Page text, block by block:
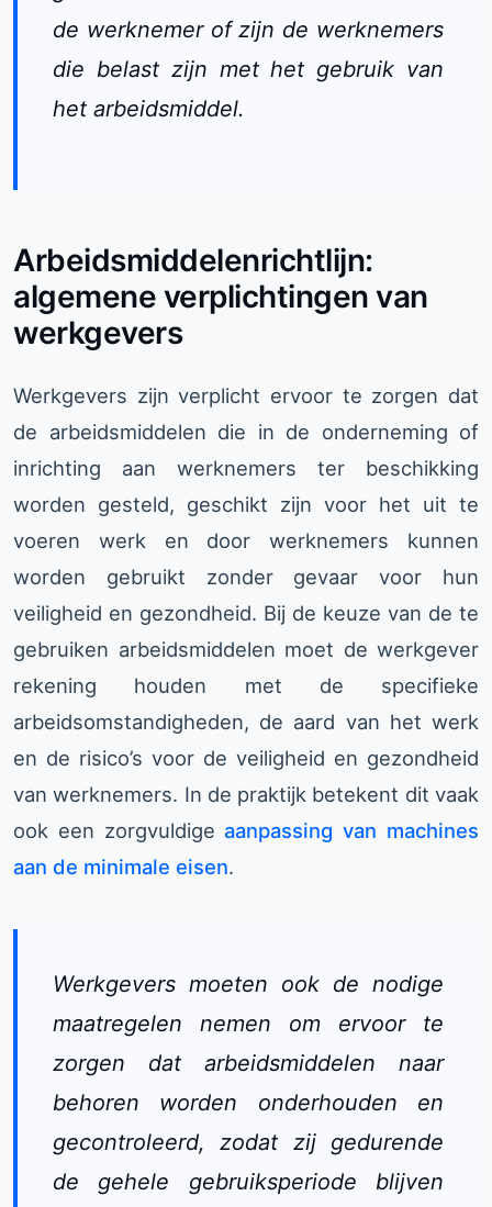
de werknemer of zijn de werknemers
die belast zijn met het gebruik van
het arbeidsmiddel.
Arbeidsmiddelenrichtlijn:
algemene verplichtingen van
werkgevers
Werkgevers zijn verplicht ervoor te zorgen dat
de arbeidsmiddelen die in de onderneming of
inrichting aan werknemers ter beschikking
worden gesteld, geschikt zijn voor het uit te
voeren werk en door werknemers kunnen
worden gebruikt zonder gevaar voor hun
veiligheid en gezondheid. Bij de keuze van de te
gebruiken arbeidsmiddelen moet de werkgever
rekening houden met de specifieke
arbeidsomstandigheden, de aard van het werk
en de risico’s voor de veiligheid en gezondheid
van werknemers. In de praktijk betekent dit vaak
ook een zorgvuldigeaanpassing van machines
aan de minimale eisen.
Werkgevers moeten ook de nodige
maatregelen nemen om ervoor te
zorgen dat arbeidsmiddelen naar
behoren worden onderhouden en
gecontroleerd, zodat zij gedurende
de gehele gebruiksperiode blijven